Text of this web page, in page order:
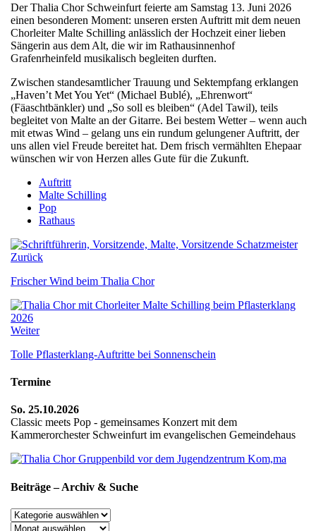
Der Thalia Chor Schweinfurt feierte am Samstag 13. Juni 2026
einen besonderen Moment: unseren ersten Auftritt mit dem neuen
Chorleiter Malte Schilling anlässlich der Hochzeit einer lieben
Sängerin aus dem Alt, die wir im Rathausinnenhof
Grafenrheinfeld musikalisch begleiten durften.
Zwischen standesamtlicher Trauung und Sektempfang erklangen
„Haven’t Met You Yet“ (Michael Bublé), „Ehrenwort“
(Fäaschtbänkler) und „So soll es bleiben“ (Adel Tawil), teils
begleitet von Malte an der Gitarre. Bei bestem Wetter – wenn auch
mit etwas Wind – gelang uns ein rundum gelungener Auftritt, der
uns allen viel Freude bereitet hat. Dem frisch vermählten Ehepaar
wünschen wir von Herzen alles Gute für die Zukunft.
Auftritt
Malte Schilling
Pop
Rathaus
Zurück
Frischer Wind beim Thalia Chor
Weiter
Tolle Pflasterklang-Auftritte bei Sonnenschein
Termine
So. 25.10.2026
Classic meets Pop - gemeinsames Konzert mit dem
Kammerorchester Schweinfurt im evangelischen Gemeindehaus
Beiträge – Archiv & Suche
Beiträge
–Archiv